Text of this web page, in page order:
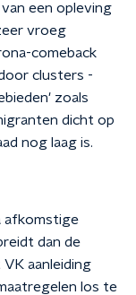
een opleving
vroeg
comeback
clusters -
zoals
dicht op
nog laag is.
afkomstige
dan de
aanleiding
los te